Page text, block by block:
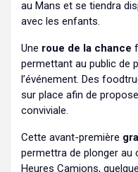
au Mans et se tiendra
avec les enfants.
Une roue de la chance
permettant au public de
l’événement. Des
sur place afin de
conviviale.
Cette avant-première
permettra de plonger au
Heures Camions,